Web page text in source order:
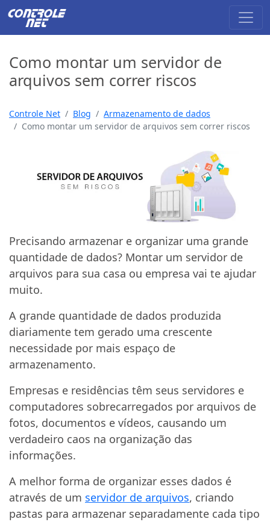
Como montar um servidor de
arquivos sem correr riscos
Controle Net Blog
Armazenamento de dados
Como montar um servidor de arquivos sem correr riscos
Precisando armazenar e organizar uma grande
quantidade de dados? Montar um servidor de
arquivos para sua casa ou empresa vai te ajudar
muito.
A grande quantidade de dados produzida
diariamente tem gerado uma crescente
necessidade por mais espaço de
armazenamento.
Empresas e residências têm seus servidores e
computadores sobrecarregados por arquivos de
fotos, documentos e vídeos, causando um
verdadeiro caos na organização das
informações.
A melhor forma de organizar esses dados é
através de um servidor de arquivos, criando
pastas para armazenar separadamente cada tipo